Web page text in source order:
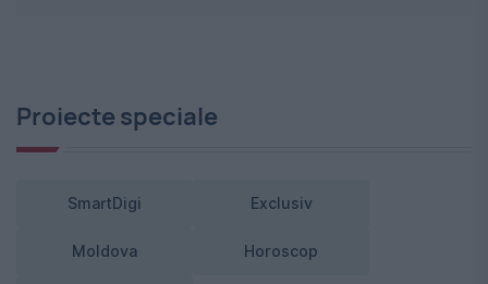
Proiecte speciale
SmartDigi Exclusiv
Moldova Horoscop